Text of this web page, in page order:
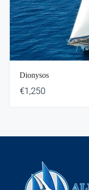
Dionysos
€1,250